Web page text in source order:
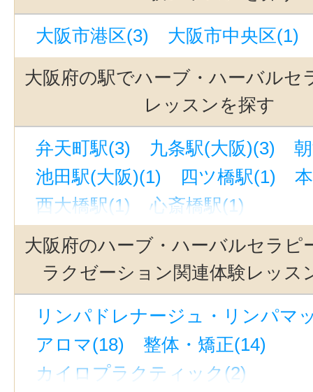
大阪市港区(3)
大阪市中央区(1)
大阪府の駅でハーブ・ハーバルセ
レッスンを探す
弁天町駅(3) 九条駅(大阪)(3)
池田駅(大阪)(1)
四ツ橋駅(1)
西大橋駅(1)
心斎橋駅(1)
大阪府のハーブ・ハーバルセラピ
ラクゼーション関連体験レッス
リンパドレナージュ・リンパマ
アロマ(18)
整体・矯正(14)
カイロプラクティック(2)